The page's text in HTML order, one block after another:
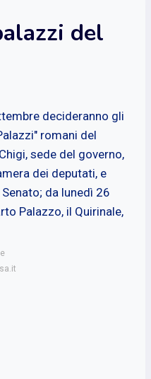
del
decideranno gli
romani del
sede del governo,
dei deputati, e
da lunedì 26
Palazzo, il Quirinale,